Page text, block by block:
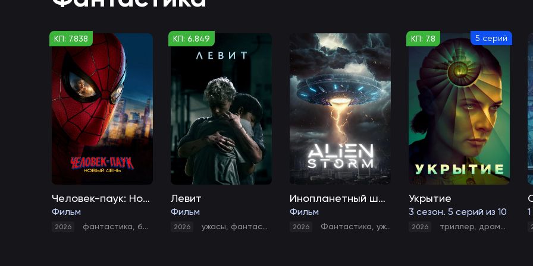
КП: 7.838
Человек-паук: Новый день
Фильм
2026 фантастика боевик приключения
КП: 6.849
Левит
Фильм
2026 ужасы фантастика мелодрама,триллер
Инопланетный шторм
Фильм
2026 Фантастика ,ужасы
5 серий
КП: 7.8
Укрытие
3 сезон. 5 серий из 10
2026 триллер драма